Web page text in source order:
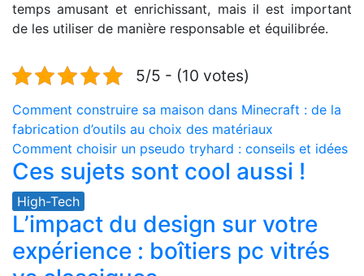
temps amusant et enrichissant, mais il est important
de les utiliser de manière responsable et équilibrée.
5/5 - (10 votes)
Navigation
de
l’article
Comment construire sa maison dans Minecraft : de la
fabrication d’outils au choix des matériaux
Comment choisir un pseudo tryhard : conseils et idées
Ces sujets sont cool aussi !
High-Tech
L’impact du design sur votre
expérience : boîtiers pc vitrés